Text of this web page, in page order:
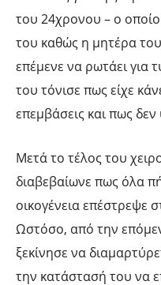
του 24χρονου – ο
του καθώς η μητέρα
επέμενε να ρωτάει για
του τόνισε πως είχε
επεμβάσεις και πως
Μετά το τέλος του
διαβεβαίωνε πως όλα
οικογένεια επέστρεψε
Ωστόσο, από την
ξεκίνησε να
την κατάστασή του να